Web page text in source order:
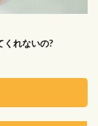
くれないの?